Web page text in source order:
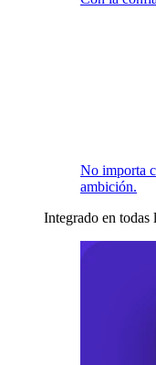
No importa
ambición.
Integrado en todas